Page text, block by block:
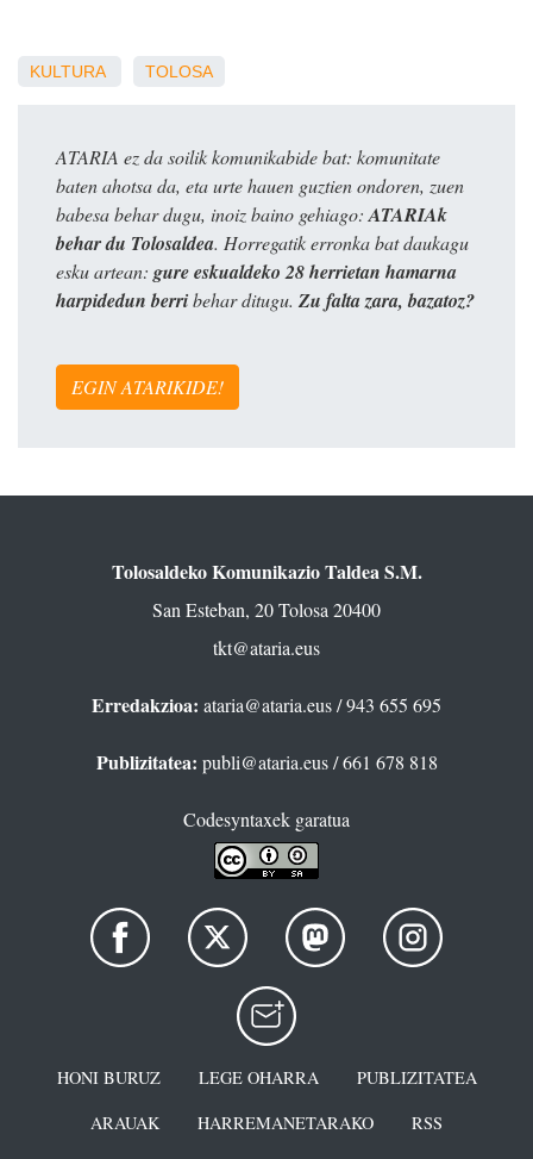
KULTURA TOLOSA
ATARIA ez da soilik komunikabide bat: komunitate
baten ahotsa da, eta urte hauen guztien ondoren, zuen
babesa behar dugu, inoiz baino gehiago: ATARIAk
behar du Tolosaldea. Horregatik erronka bat daukagu
esku artean: gure eskualdeko 28 herrietan hamarna
harpidedun berribehar ditugu. Zu falta zara, bazatoz?
EGIN ATARIKIDE!
Tolosaldeko Komunikazio Taldea S.M.
San Esteban, 20 Tolosa 20400
tkt@ataria.eus
Erredakzioa: ataria@ataria.eus/ 943 655 695
Publizitatea: publi@ataria.eus/ 661 678 818
Codesyntaxek garatua
HONI BURUZ LEGE OHARRA
PUBLIZITATEA
ARAUAK
HARREMANETARAKO RSS